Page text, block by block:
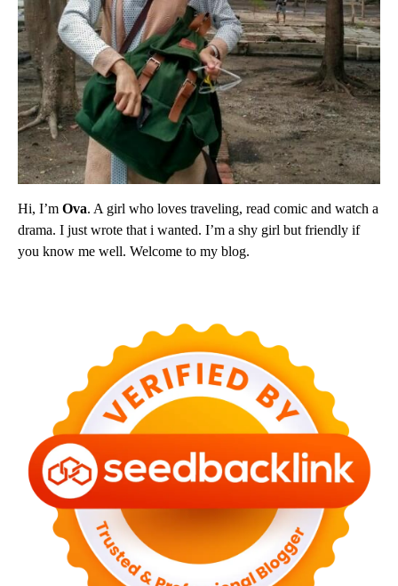
Hi, I’m Ova. A girl who loves traveling, read comic and watch a
drama. I just wrote that i wanted. I’m a shy girl but friendly if
you know me well. Welcome to my blog.